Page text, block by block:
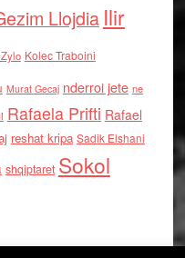
Llojdia Ilir
Kolec Traboini
Murat Gecaj nderroi jete ne
Rafaela Prifti Rafael
reshat kripa Sadik Elshani
shqiptaret Sokol